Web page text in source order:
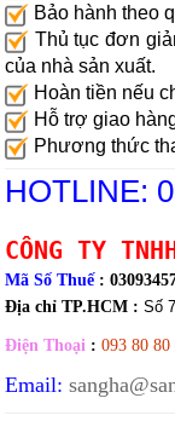
Bảo hành theo
Thủ tục đơn
của nhà sản xuất.
Hoàn tiền nếu
Hỗ trợ giao
Phương thức
HOTLINE:
CÔNG TY
Mã Số Thuế :
Địa chỉ TP.HCM : Số
Điện Thoại : 093 80
Email: